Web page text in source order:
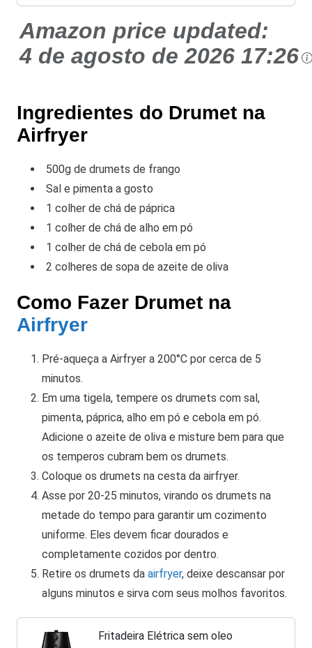
Amazon price updated:
4 de agosto de 2026 17:26
Ingredientes do Drumet na
Airfryer
500g de drumets de frango
Sal e pimenta a gosto
1 colher de chá de páprica
1 colher de chá de alho em pó
1 colher de chá de cebola em pó
2 colheres de sopa de azeite de oliva
Como Fazer Drumet na
Airfryer
Pré-aqueça a Airfryer a 200°C por cerca de 5
minutos.
Em uma tigela, tempere os drumets com sal,
pimenta, páprica, alho em pó e cebola em pó.
Adicione o azeite de oliva e misture bem para que
os temperos cubram bem os drumets.
Coloque os drumets na cesta da airfryer.
Asse por 20-25 minutos, virando os drumets na
metade do tempo para garantir um cozimento
uniforme. Eles devem ficar dourados e
completamente cozidos por dentro.
Retire os drumets da airfryer, deixe descansar por
alguns minutos e sirva com seus molhos favoritos.
Fritadeira Elétrica sem oleo